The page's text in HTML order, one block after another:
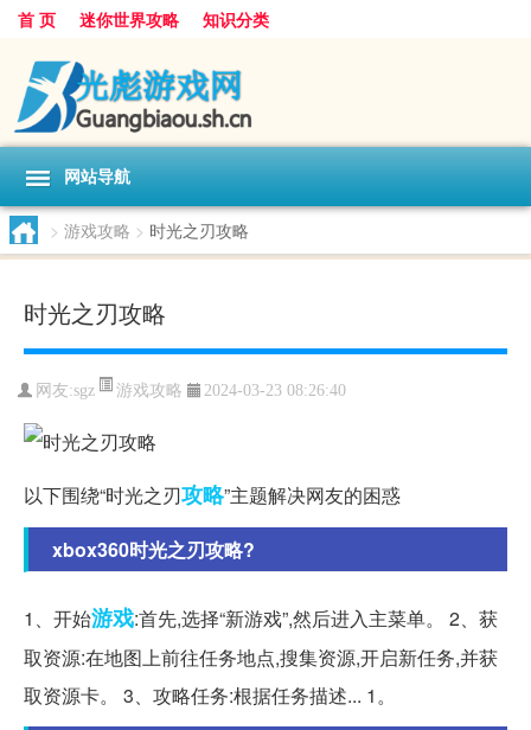
首 页 迷你世界攻略 知识分类
网站导航
> 游戏攻略 > 时光之刃攻略
时光之刃攻略
网友:sgz 游戏攻略 2024-03-23 08:26:40
以下围绕“时光之刃攻略”主题解决网友的困惑
xbox360时光之刃攻略?
1、开始游戏:首先,选择“新游戏”,然后进入主菜单。 2、获
取资源:在地图上前往任务地点,搜集资源,开启新任务,并获
取资源卡。 3、攻略任务:根据任务描述... 1。